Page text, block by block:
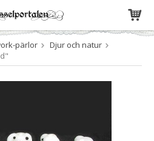
tillagd i varukorgen
pärlor
Djur och natur